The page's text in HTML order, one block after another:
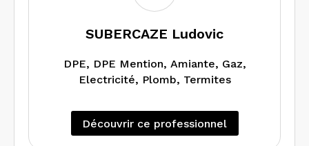
SUBERCAZE Ludovic
DPE, DPE Mention, Amiante, Gaz,
Electricité, Plomb, Termites
Découvrir ce professionnel